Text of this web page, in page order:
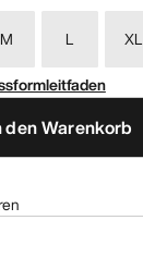
M L XL
den Warenkorb